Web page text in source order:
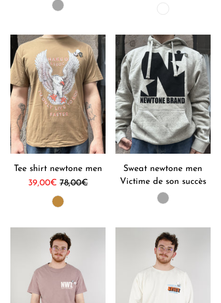
Tee shirt newtone men
39,00€78,00€
Sweat newtone men
Victime de son succès